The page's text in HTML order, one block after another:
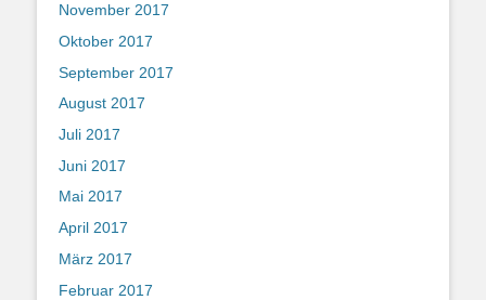
November 2017
Oktober 2017
September 2017
August 2017
Juli 2017
Juni 2017
Mai 2017
April 2017
März 2017
Februar 2017